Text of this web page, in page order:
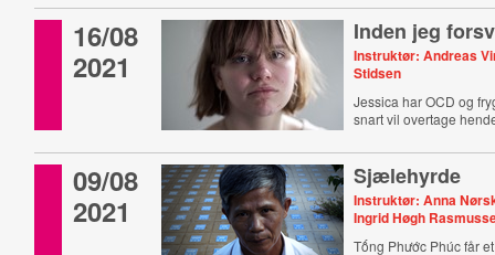
16/08
2021
Inden jeg
Instruktør: Andreas
Stidsen
Jessica har OCD og
snart vil overtage
09/08
2021
Sjælehyrde
Instruktør: Anna
Ingrid Høgh
Tống Phước Phúc får